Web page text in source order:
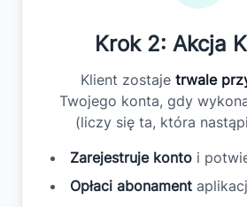
Krok 2: Akcja
Klient zostaje trwale
Twojego konta, gdy
(liczy się ta, która nastąpi
Zarejestruje konto i
Opłaci abonament